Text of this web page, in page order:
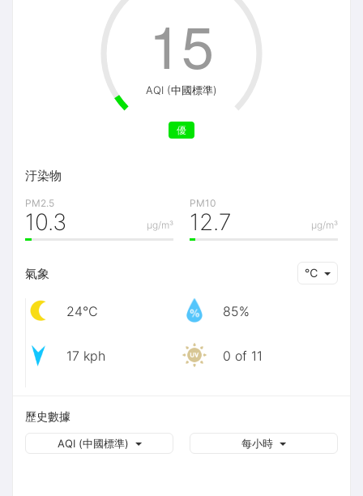
AQI (中國標準)
優
15
汙染物
PM2.5
μg/m³
10.3
PM10
μg/m³
12.7
氣象 ℃
24℃ 85%
17 kph 0 of 11
歷史數據
每小時
AQI (中國標準)